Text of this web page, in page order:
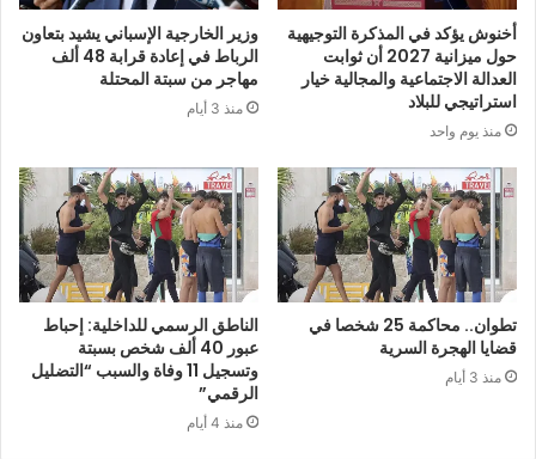
أخنوش يؤكد في المذكرة التوجيهية
حول ميزانية 2027 أن ثوابت
العدالة الاجتماعية والمجالية خيار
استراتيجي للبلاد
منذ يوم واحد
وزير الخارجية الإسباني يشيد بتعاون
الرباط في إعادة قرابة 48 ألف
مهاجر من سبتة المحتلة
منذ 3 أيام
تطوان.. محاكمة 25 شخصا في
قضايا الهجرة السرية
منذ 3 أيام
الناطق الرسمي للداخلية: إحباط
عبور 40 ألف شخص بسبتة
وتسجيل 11 وفاة والسبب “التضليل
الرقمي”
منذ 4 أيام